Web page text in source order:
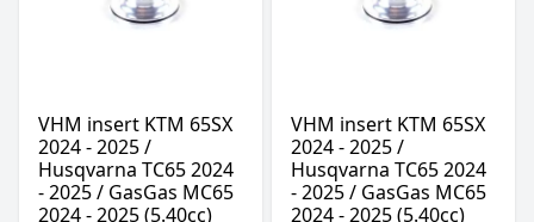
VHM insert KTM 65SX
2024 - 2025 /
Husqvarna TC65 2024
- 2025 / GasGas MC65
2024 - 2025 (5.40cc)
VHM insert KTM 65SX
2024 - 2025 /
Husqvarna TC65 2024
- 2025 / GasGas MC65
2024 - 2025 (5.40cc)